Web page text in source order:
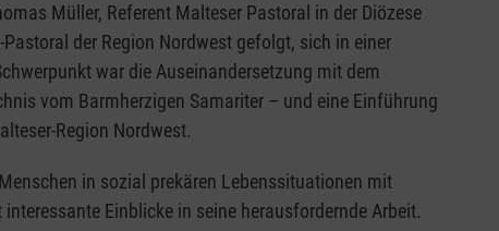
Müller, Referent Malteser Pastoral in der Diözese
der Region Nordwest gefolgt, sich in einer
war die Auseinandersetzung mit dem
vom Barmherzigen Samariter – und eine Einführung
Region Nordwest.
in sozial prekären Lebenssituationen mit
Einblicke in seine herausfordernde Arbeit.